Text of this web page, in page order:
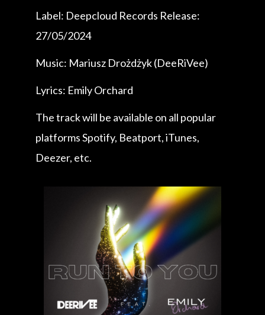
Label: Deepcloud Records Release:
27/05/2024
Music: Mariusz Drożdżyk (DeeRiVee)
Lyrics: Emily Orchard
The track will be available on all popular
platforms Spotify, Beatport, iTunes,
Deezer, etc.